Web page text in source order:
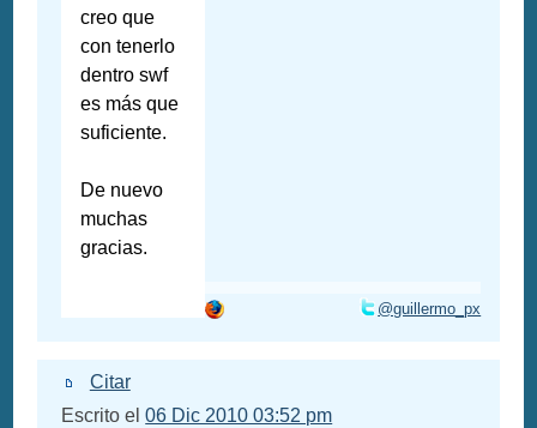
creo que
con tenerlo
dentro swf
es más que
suficiente.
De nuevo
muchas
gracias.
@guillermo_px
Citar
Escrito el06 Dic 2010 03:52 pm